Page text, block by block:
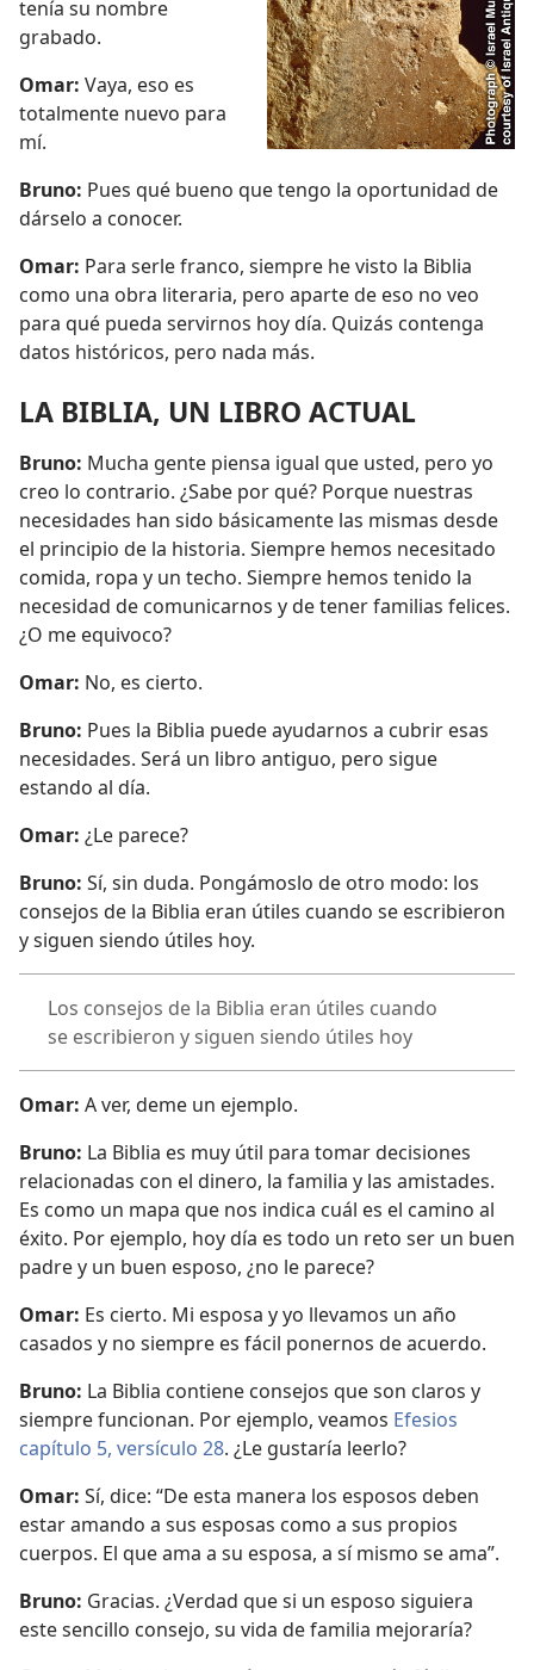
tenía su nombre
grabado.
Omar: Vaya, eso es
totalmente nuevo para
mí.
Bruno: Pues qué bueno que tengo la oportunidad de
dárselo a conocer.
Omar: Para serle franco, siempre he visto la Biblia
como una obra literaria, pero aparte de eso no veo
para qué pueda servirnos hoy día. Quizás contenga
datos históricos, pero nada más.
LA BIBLIA, UN LIBRO ACTUAL
Bruno: Mucha gente piensa igual que usted, pero yo
creo lo contrario. ¿Sabe por qué? Porque nuestras
necesidades han sido básicamente las mismas desde
el principio de la historia. Siempre hemos necesitado
comida, ropa y un techo. Siempre hemos tenido la
necesidad de comunicarnos y de tener familias felices.
¿O me equivoco?
Omar: No, es cierto.
Bruno: Pues la Biblia puede ayudarnos a cubrir esas
necesidades. Será un libro antiguo, pero sigue
estando al día.
Omar: ¿Le parece?
Bruno: Sí, sin duda. Pongámoslo de otro modo: los
consejos de la Biblia eran útiles cuando se escribieron
y siguen siendo útiles hoy.
Los consejos de la Biblia eran útiles cuando
se escribieron y siguen siendo útiles hoy
Omar: A ver, deme un ejemplo.
Bruno: La Biblia es muy útil para tomar decisiones
relacionadas con el dinero, la familia y las amistades.
Es como un mapa que nos indica cuál es el camino al
éxito. Por ejemplo, hoy día es todo un reto ser un buen
padre y un buen esposo, ¿no le parece?
Omar: Es cierto. Mi esposa y yo llevamos un año
casados y no siempre es fácil ponernos de acuerdo.
Bruno: La Biblia contiene consejos que son claros y
siempre funcionan. Por ejemplo, veamos Efesios
capítulo 5, versículo 28. ¿Le gustaría leerlo?
Omar: Sí, dice: “De esta manera los esposos deben
estar amando a sus esposas como a sus propios
cuerpos. El que ama a su esposa, a sí mismo se ama”.
Bruno: Gracias. ¿Verdad que si un esposo siguiera
este sencillo consejo, su vida de familia mejoraría?